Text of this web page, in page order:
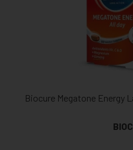
Biocure Megatone Energy